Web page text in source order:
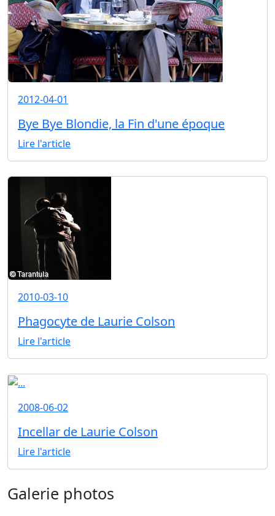
2012-04-01
Bye Bye Blondie, la Fin d'une époque
Lire l'article
2010-03-10
Phagocyte de Laurie Colson
Lire l'article
2008-06-02
Incellar de Laurie Colson
Lire l'article
Galerie photos